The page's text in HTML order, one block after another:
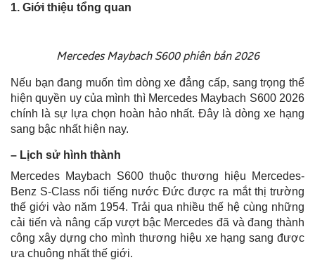
1. Giới thiệu tổng quan
Mercedes Maybach S600 phiên bản 2026
Nếu bạn đang muốn tìm dòng xe đẳng cấp, sang trọng thể
hiện quyền uy của mình thì Mercedes Maybach S600 2026
chính là sự lựa chọn hoàn hảo nhất. Đây là dòng xe hạng
sang bậc nhất hiện nay.
– Lịch sử hình thành
Mercedes Maybach S600 thuộc thương hiệu Mercedes-
Benz S-Class nổi tiếng nước Đức được ra mắt thị trường
thế giới vào năm 1954. Trải qua nhiều thế hệ cùng những
cải tiến và nâng cấp vượt bậc Mercedes đã và đang thành
công xây dựng cho mình thương hiệu xe hạng sang được
ưa chuông nhất thế giới.